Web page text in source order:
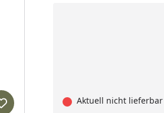
Produkt zur Wunschliste hinzufügen
Aktuell nicht lieferbar